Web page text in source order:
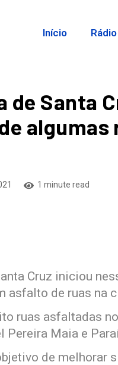
Início Rádio
de Santa
algumas
1 minute read
Cruz iniciou
asfalto de ruas na
ruas asfaltadas
Pereira Maia e
de melhorar